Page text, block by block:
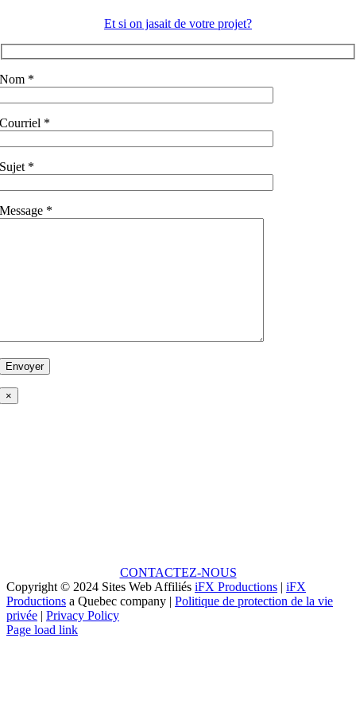
Et si on jasait de votre projet?
Nom *
Courriel *
Sujet *
Message *
×
CONTACTEZ-NOUS
Copyright © 2024 Sites Web Affiliés iFX Productions | iFX
Productions a Quebec company | Politique de protection de la vie
privée | Privacy Policy
Facebook
Vimeo
YouTube
Instagram
LinkedIn
Page load link